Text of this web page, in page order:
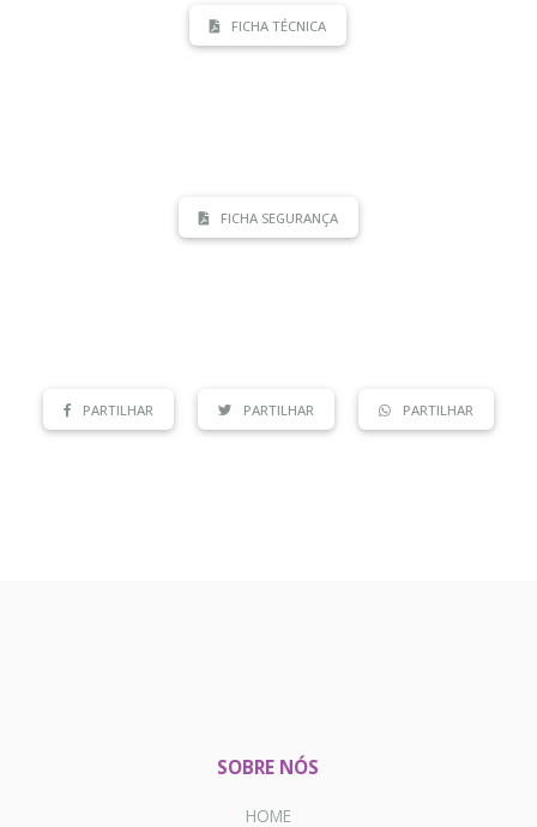
FICHA TÉCNICA
FICHA SEGURANÇA
PARTILHAR PARTILHAR PARTILHAR
SOBRE NÓS
HOME